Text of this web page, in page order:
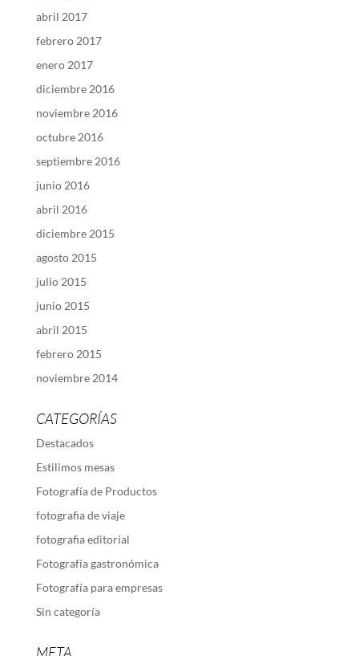
abril 2017
febrero 2017
enero 2017
diciembre 2016
noviembre 2016
octubre 2016
septiembre 2016
junio 2016
abril 2016
diciembre 2015
agosto 2015
julio 2015
junio 2015
abril 2015
febrero 2015
noviembre 2014
CATEGORÍAS
Destacados
Estilimos mesas
Fotografía de Productos
fotografia de viaje
fotografia editorial
Fotografía gastronómica
Fotografía para empresas
Sin categoría
META